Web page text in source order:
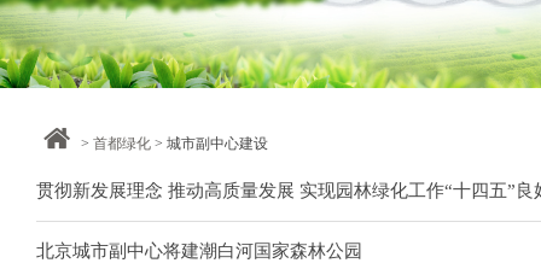
> 首都绿化> 城市副中心建设
贯彻新发展理念 推动高质量发展 实现园林绿化工作“十四五”良
北京城市副中心将建潮白河国家森林公园